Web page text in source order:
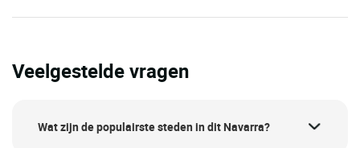
Veelgestelde vragen
Wat zijn de populairste steden in dit Navarra?